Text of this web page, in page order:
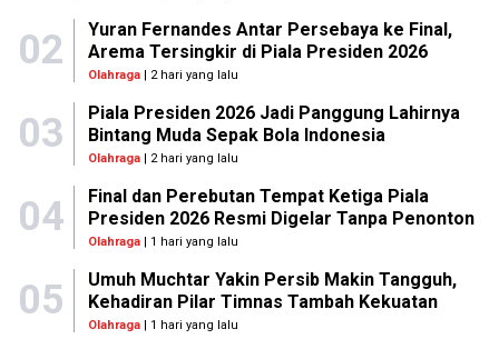
02
Yuran Fernandes Antar Persebaya ke Final,
Arema Tersingkir di Piala Presiden 2026
Olahraga| 2 hari yang lalu
03
Piala Presiden 2026 Jadi Panggung Lahirnya
Bintang Muda Sepak Bola Indonesia
Olahraga| 2 hari yang lalu
04
Final dan Perebutan Tempat Ketiga Piala
Presiden 2026 Resmi Digelar Tanpa Penonton
Olahraga| 1 hari yang lalu
05
Umuh Muchtar Yakin Persib Makin Tangguh,
Kehadiran Pilar Timnas Tambah Kekuatan
Olahraga| 1 hari yang lalu